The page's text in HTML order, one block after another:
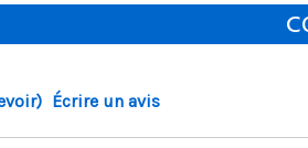
Écrire un avis